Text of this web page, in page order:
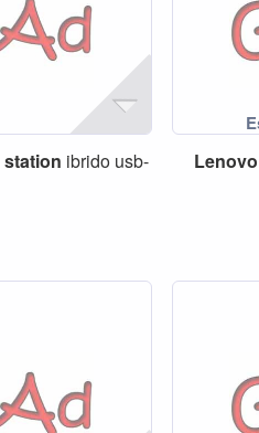
station ibrido usb- Lenovo